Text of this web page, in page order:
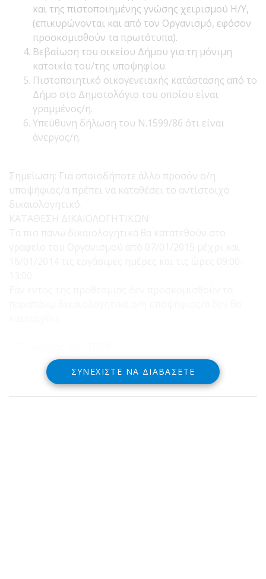
και της πιστοποιημένης γνώσης χειρισμού Η/Υ,
(επικυρώνονται και από τον Οργανισμό, εφόσον
προσκομισθούν τα πρωτότυπα).
Βεβαίωση του οικείου Δήμου για τη μόνιμη
κατοικία του/της υποψηφίου.
Πιστοποιητικό οικογενειακής κατάστασης από το
Δήμο στο Δημοτολόγιο του οποίου είναι
γραμμένος/η.
Υπεύθυνη δήλωση του Ν.1599/86 ότι είναι
άνεργος/η.
Σημείωση: Για οποιοδήποτε άλλο προσόν ο/η
υποψήφιος/α πρέπει να καταθέσει το αντίστοιχο
δικαιολογητικό.
ΚΑΤΑΘΕΣΗ ΔΙΚΑΙΟΛΟΓΗΤΙΚΩΝ
Καραμπάρπας Βασίλειος
ΣΥΝΕΧΊΣΤΕ ΝΑ ΔΙΑΒΆΣΕΤΕ